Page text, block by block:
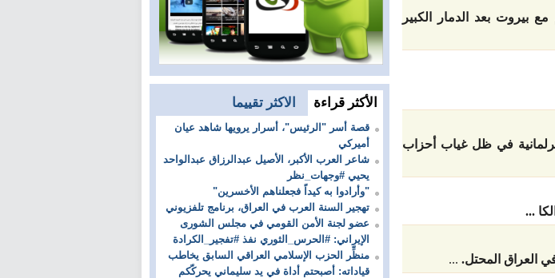
بيروت بعد الدمار الكبير
في ظل غياب أحزاب
...
العراق المحتل. ...
الأكثر قراءة الاكثر تقييما
قصة أسر "الرئيس"، أسرار يرويها شاهد عيان
أميركي
شاعر العرب الأكبر، الأصيل عبدالرزاق عبدالواحد
يحيي #وجهات_نظر
"وأرادوا به كيداً فجعلناهم الأخسرين"
تهجير السنة العرب في العراق، برنامج تلفزيوني
عضو لجنة الأمن القومي في مجلس الشورى
الإيراني: #الحرس_الثوري نفذ #تفجير_الكرادة
منظِّر الحزب الإسلامي العراقي السابق يخاطب
قياداته: أصبحتم أداة في يد سليماني يحركّكم